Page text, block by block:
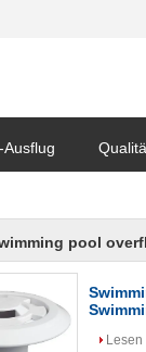
Ausflug
pool